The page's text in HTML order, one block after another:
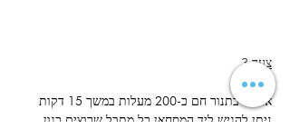
צעד 3
אופים בתנור חם כ-200 מעלות במשך 15 דקות
ניתן להגיש ליד המסחאן כל מתבל שרוצים כגון